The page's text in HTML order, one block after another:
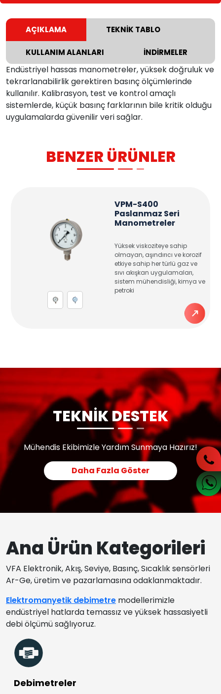
AÇIKLAMA TEKNİK TABLO
KULLANIM ALANLARI İNDİRMELER
Endüstriyel hassas manometreler, yüksek doğruluk ve
tekrarlanabilirlik gerektiren basınç ölçümlerinde
kullanılır. Kalibrasyon, test ve kontrol amaçlı
sistemlerde, küçük basınç farklarının bile kritik olduğu
uygulamalarda güvenilir veri sağlar.
BENZER ÜRÜNLER
VPM-S400
Paslanmaz Seri
Manometreler
Yüksek viskoziteye sahip
olmayan, aşındırıcı ve korozif
etkiye sahip her türlü gaz ve
sıvı akışkan uygulamaları,
sistem mühendisliği, kimya ve
petroki
TEKNİK DESTEK
Mühendis Ekibimizle Yardım Sunmaya Hazırız!
Daha Fazla Göster
Ana Ürün Kategorileri
VFA Elektronik, Akış, Seviye, Basınç, Sıcaklık sensörleri
Ar-Ge, üretim ve pazarlamasına odaklanmaktadır.
Elektromanyetik debimetre modellerimizle
endüstriyel hatlarda temassız ve yüksek hassasiyetli
debi ölçümü sağlıyoruz.
Debimetreler